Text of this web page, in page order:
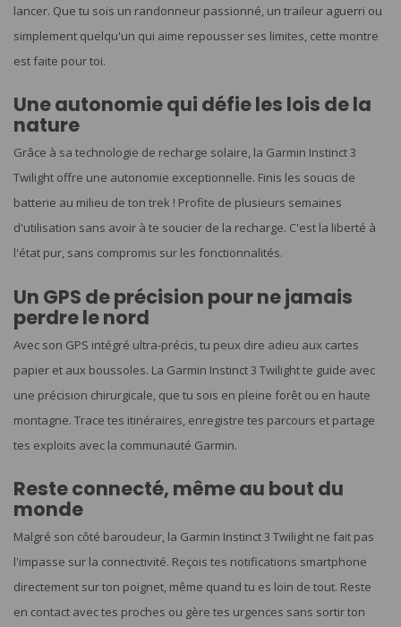
lancer. Que tu sois un randonneur passionné, un traileur aguerri ou
simplement quelqu'un qui aime repousser ses limites, cette montre
est faite pour toi.
Une autonomie qui défie les lois de la
nature
Grâce à sa technologie de recharge solaire, la Garmin Instinct 3
Twilight offre une autonomie exceptionnelle. Finis les soucis de
batterie au milieu de ton trek ! Profite de plusieurs semaines
d'utilisation sans avoir à te soucier de la recharge. C'est la liberté à
l'état pur, sans compromis sur les fonctionnalités.
Un GPS de précision pour ne jamais
perdre le nord
Avec son GPS intégré ultra-précis, tu peux dire adieu aux cartes
papier et aux boussoles. La Garmin Instinct 3 Twilight te guide avec
une précision chirurgicale, que tu sois en pleine forêt ou en haute
montagne. Trace tes itinéraires, enregistre tes parcours et partage
tes exploits avec la communauté Garmin.
Reste connecté, même au bout du
monde
Malgré son côté baroudeur, la Garmin Instinct 3 Twilight ne fait pas
l'impasse sur la connectivité. Reçois tes notifications smartphone
directement sur ton poignet, même quand tu es loin de tout. Reste
en contact avec tes proches ou gère tes urgences sans sortir ton